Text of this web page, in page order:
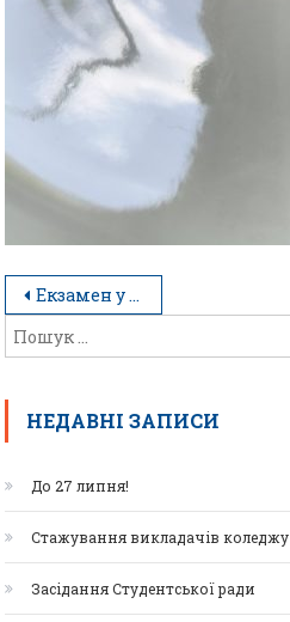
Екзамен у форматі справжнього ресторану
НЕДАВНІ ЗАПИСИ
До 27 липня!
Стажування викладачів коледжу
Засідання Студентської ради